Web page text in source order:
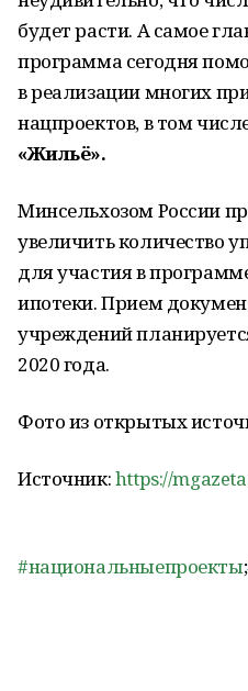
будет расти. А самое
программа сегодня
в реализации многих
нацпроектов, в том
«Жильё».
Минсельхозом России
увеличить количество
для участия в
ипотеки. Прием
учреждений
2020 года.
Фото из открытых
Источник:https://
#национальныепроекты;